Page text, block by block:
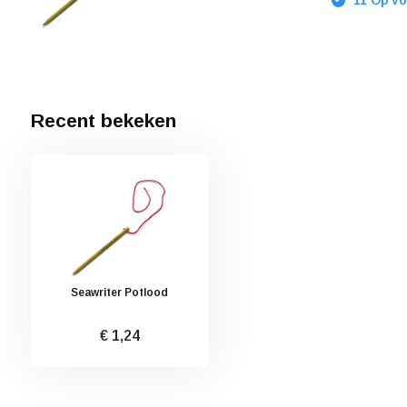
Recent bekeken
Seawriter Potlood
€ 1,24